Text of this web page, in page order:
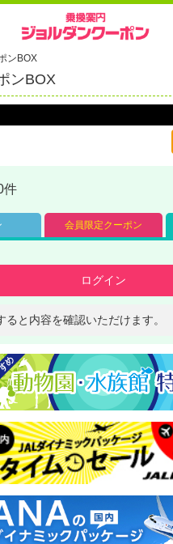
ンBOX
ンBOX
件
会員限定クーポン
ログイン
ると内容を確認いただけます。